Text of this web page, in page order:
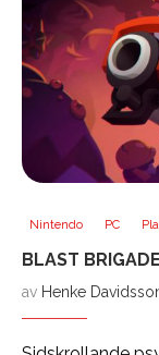
Nintendo PC
BLAST
av Henke